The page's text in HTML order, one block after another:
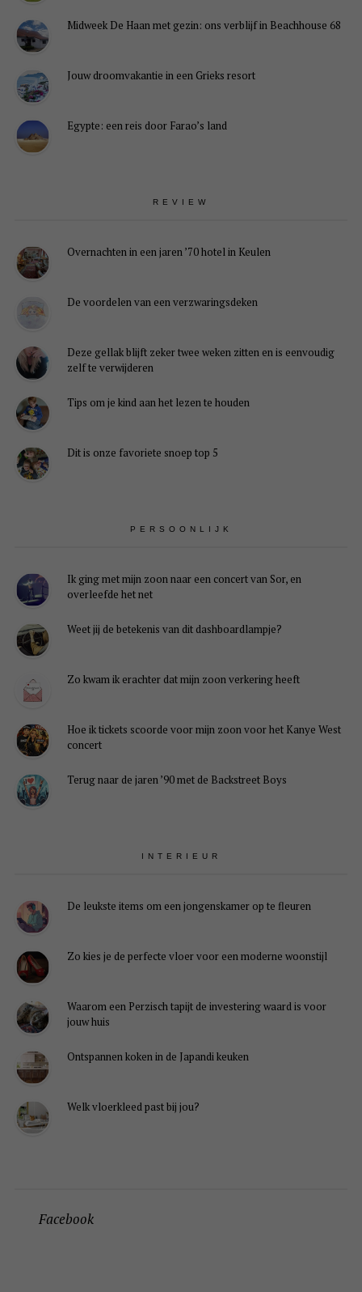
Midweek De Haan met gezin: ons verblijf in Beachhouse 68
Jouw droomvakantie in een Grieks resort
Egypte: een reis door Farao’s land
REVIEW
Overnachten in een jaren ’70 hotel in Keulen
De voordelen van een verzwaringsdeken
Deze gellak blijft zeker twee weken zitten en is eenvoudig
zelf te verwijderen
Tips om je kind aan het lezen te houden
Dit is onze favoriete snoep top 5
PERSOONLIJK
Ik ging met mijn zoon naar een concert van Sor, en
overleefde het net
Weet jij de betekenis van dit dashboardlampje?
Zo kwam ik erachter dat mijn zoon verkering heeft
Hoe ik tickets scoorde voor mijn zoon voor het Kanye West
concert
Terug naar de jaren ’90 met de Backstreet Boys
INTERIEUR
De leukste items om een jongenskamer op te fleuren
Zo kies je de perfecte vloer voor een moderne woonstijl
Waarom een Perzisch tapijt de investering waard is voor
jouw huis
Ontspannen koken in de Japandi keuken
Welk vloerkleed past bij jou?
Facebook